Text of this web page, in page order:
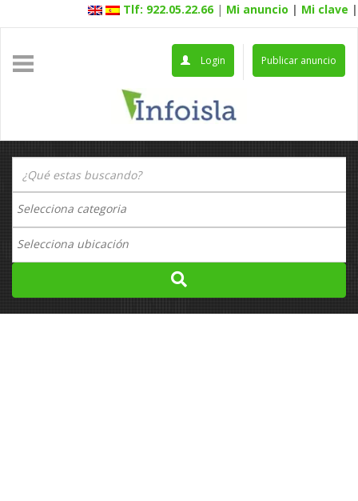
Tlf: 922.05.22.66 | Mi anuncio | Mi clave |
Publicar anuncio
Login